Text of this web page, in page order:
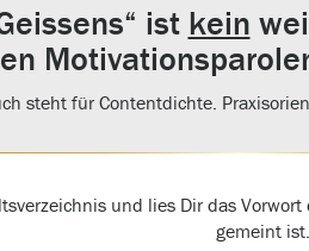
ist kein
steht für Contentdichte.
und lies Dir das
gemeint ist…